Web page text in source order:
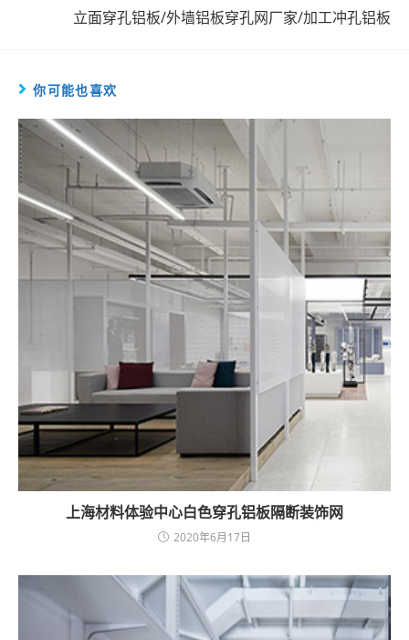
立面穿孔铝板/外墙铝板穿孔网厂家/加工冲孔铝板
你可能也喜欢
上海材料体验中心白色穿孔铝板隔断装饰网
2020年6月17日